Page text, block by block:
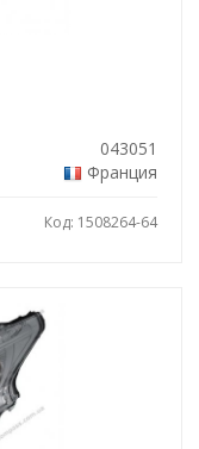
043051
Франция
Код: 1508264-64